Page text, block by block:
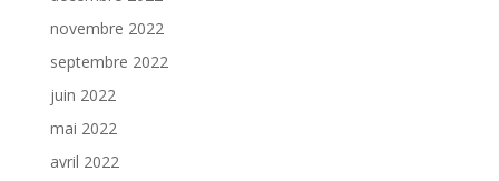
novembre 2022
septembre 2022
juin 2022
mai 2022
avril 2022